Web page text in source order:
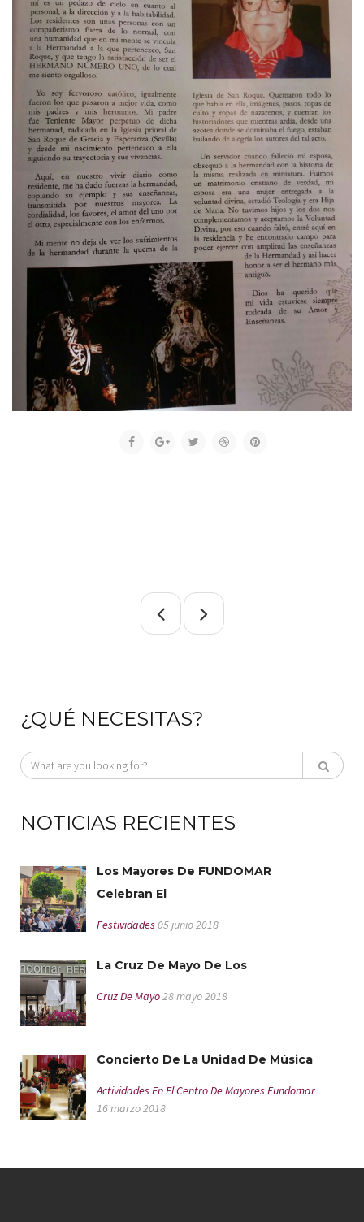
¿QUÉ NECESITAS?
NOTICIAS RECIENTES
Los Mayores De FUNDOMAR
Celebran El
Festividades 05 junio 2018
La Cruz De Mayo De Los
Cruz De Mayo28 mayo 2018
Concierto De La Unidad De Música
Actividades En El Centro De Mayores Fundomar
16 marzo 2018